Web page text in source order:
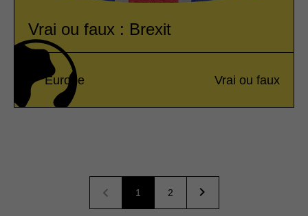
Vrai ou faux : Brexit
Europe Vrai ou faux
1 2